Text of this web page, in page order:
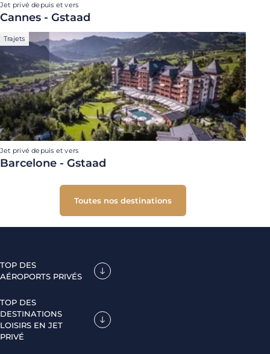
Jet privé depuis et vers
Cannes - Gstaad
Trajets
Jet privé depuis et vers
Barcelone - Gstaad
Toutes nos destinations
TOP DES
AÉROPORTS PRIVÉS
TOP DES
DESTINATIONS
LOISIRS EN JET
PRIVÉ